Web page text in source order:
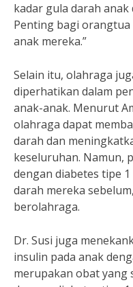
kadar gula darah
Penting bagi
anak mereka.”
Selain itu, olahraga
diperhatikan dalam
anak-anak. Menurut
olahraga dapat
darah dan
keseluruhan. Namun,
dengan diabetes tipe
darah mereka
berolahraga.
Dr. Susi juga
insulin pada anak
merupakan obat yang